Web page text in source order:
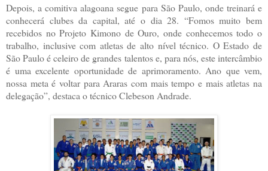
Depois, a comitiva alagoana segue para São Paulo, onde treinará e
conhecerá clubes da capital, até o dia 28. “Fomos muito bem
recebidos no Projeto Kimono de Ouro, onde conhecemos todo o
trabalho, inclusive com atletas de alto nível técnico. O Estado de
São Paulo é celeiro de grandes talentos e, para nós, este intercâmbio
é uma excelente oportunidade de aprimoramento. Ano que vem,
nossa meta é voltar para Araras com mais tempo e mais atletas na
delegação”, destaca o técnico Clebeson Andrade.